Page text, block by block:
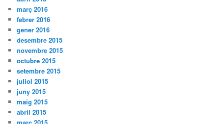
març 2016
febrer 2016
gener 2016
desembre 2015
novembre 2015
octubre 2015
setembre 2015
juliol 2015
juny 2015
maig 2015
abril 2015